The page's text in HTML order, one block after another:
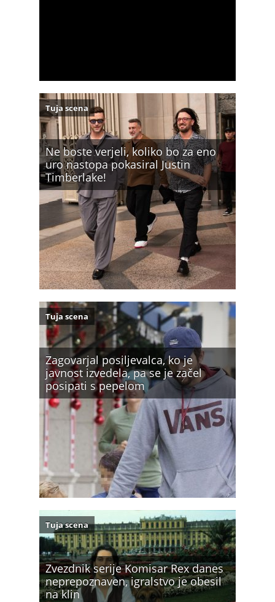
Ne boste verjeli, koliko bo za eno
uro nastopa pokasiral Justin
Timberlake!
Tuja scena
Zagovarjal posiljevalca, ko je
javnost izvedela, pa se je začel
posipati s pepelom
Tuja scena
Zvezdnik serije Komisar Rex danes
neprepoznaven, igralstvo je obesil
na klin
Tuja scena